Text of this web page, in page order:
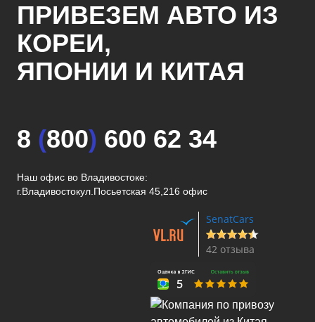
ПРИВЕЗЕМ АВТО ИЗ
КОРЕИ,
ЯПОНИИ И КИТАЯ
8 (800) 600 62 34
Наш офис во Владивостоке:
г.Владивостокул.Посьетская 45,216 офис
SenatCars
42 отзыва